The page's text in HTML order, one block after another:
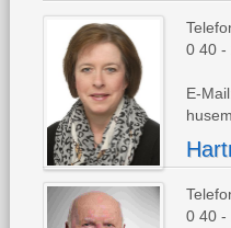
0 40 -
E-
0 40 -